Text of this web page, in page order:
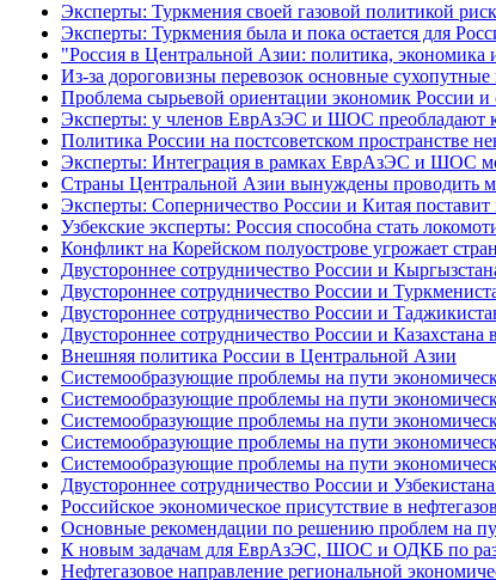
Эксперты: Туркмения своей газовой политикой
Эксперты: Туркмения была и пока остается для
"Россия в Центральной Азии: политика, экономика
Из-за дороговизны перевозок основные
Проблема сырьевой ориентации экономик России
Эксперты: у членов ЕврАзЭС и ШОС преобладают
Политика России на постсоветском пространстве
Эксперты: Интеграция в рамках ЕврАзЭС и ШОС
Страны Центральной Азии вынуждены проводить
Эксперты: Соперничество России и Китая
Узбекские эксперты: Россия способна стать
Конфликт на Корейском полуострове угрожает
Двустороннее сотрудничество России и
Двустороннее сотрудничество России и
Двустороннее сотрудничество России и
Двустороннее сотрудничество России и Казахстана
Внешняя политика России в Центральной Азии
Системообразующие проблемы на пути
Системообразующие проблемы на пути
Системообразующие проблемы на пути
Системообразующие проблемы на пути
Системообразующие проблемы на пути
Двустороннее сотрудничество России и
Российское экономическое присутствие в
Основные рекомендации по решению проблем на
К новым задачам для ЕврАзЭС, ШОС и ОДКБ по
Нефтегазовое направление региональной